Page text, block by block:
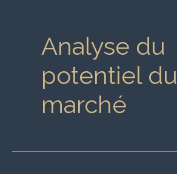
Analyse du
potentiel du
marché